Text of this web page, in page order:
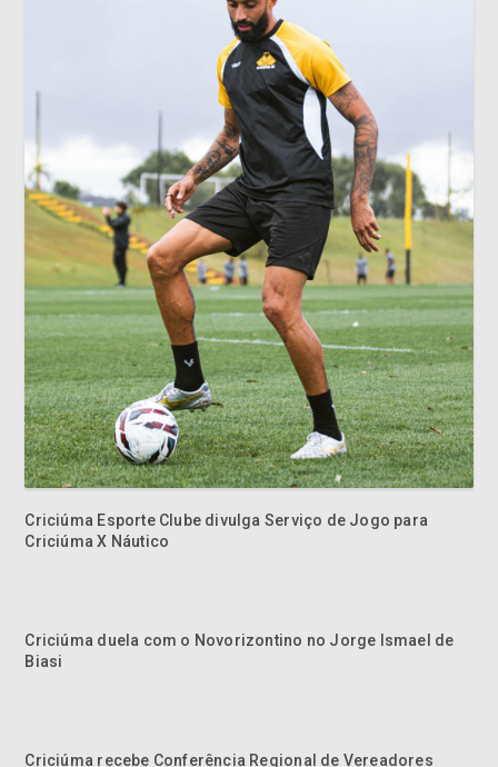
Criciúma Esporte Clube divulga Serviço de Jogo para
Criciúma X Náutico
Criciúma duela com o Novorizontino no Jorge Ismael de
Biasi
Criciúma recebe Conferência Regional de Vereadores